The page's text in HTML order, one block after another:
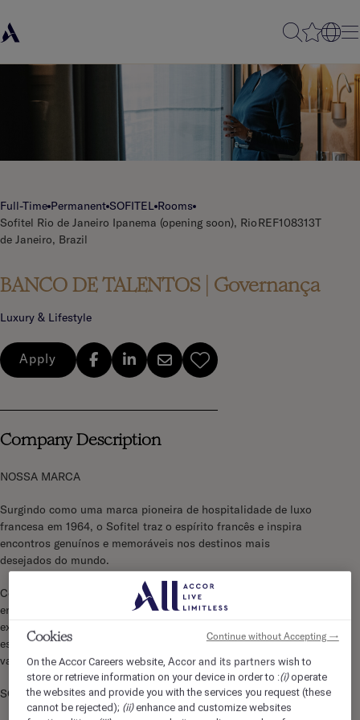
Full-Time Permanent SOFITEL Rooms
Sofitel Rio de Janeiro Ipanema (opening soon), Rio
de Janeiro, Brazil
REF108313T
BANCO DE TALENTOS | Governança
Luxury & Lifestyle
Apply
Company Description
NOSSA MARCA
Surgindo como uma marca pioneira de hospitalidade de luxo
francesa em 1964, o Sofitel traz o espírito francês e inspira
encontros genuínos e memoráveis nos destinos mais
desejados do mundo.
Combinando de forma harmoniosa a cultura local com a
energia francesa pela vida, através de umsavoir-faire
excepcional e serviço generoso, o Sofitel é para viajantes de
espírito livre e apreciadores das artes e da cultura que
valorizam um sentido refinado e discreto de luxo moderno.
SOFITEL IPANEMA
Cookies
On the Accor Careers website,Accor and its partners wish to
store or retrieve information on your device in order to :(i)operate
the websites and provide you with the services you request (these
cannot be rejected); (ii)enhance and customize websites
Continue without Accepting →